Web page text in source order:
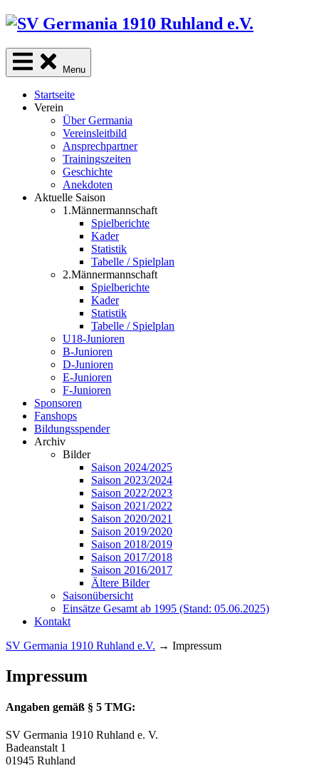
Skip
content
Menu
Startseite
Verein
Über Germania
Vereinsleitbild
Ansprechpartner
Trainingszeiten
Geschichte
Anekdoten
Aktuelle Saison
1.Männermannschaft
Spielberichte
Kader
Statistik
Tabelle / Spielplan
2.Männermannschaft
Spielberichte
Kader
Statistik
Tabelle / Spielplan
U18-Junioren
B-Junioren
D-Junioren
E-Junioren
F-Junioren
Sponsoren
Fanshops
Bildungsspender
Archiv
Bilder
Saison 2024/2025
Saison 2023/2024
Saison 2022/2023
Saison 2021/2022
Saison 2020/2021
Saison 2019/2020
Saison 2018/2019
Saison 2017/2018
Saison 2016/2017
Ältere Bilder
Saisonübersicht
Einsätze Gesamt ab 1995 (Stand: 05.06.2025)
Kontakt
SV Germania 1910 Ruhland e.V. → Impressum
Impressum
Angaben gemäß § 5 TMG:
SV Germania 1910 Ruhland e. V.
Badeanstalt 1
01945 Ruhland